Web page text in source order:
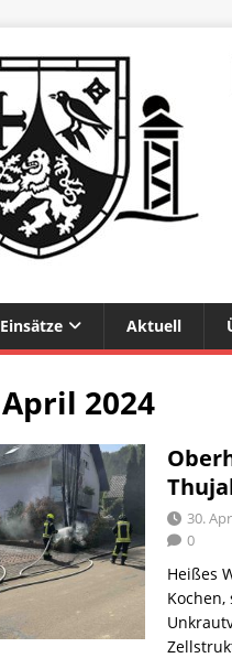
Einsätze Aktuell
April 2024
30.
0
Heißes